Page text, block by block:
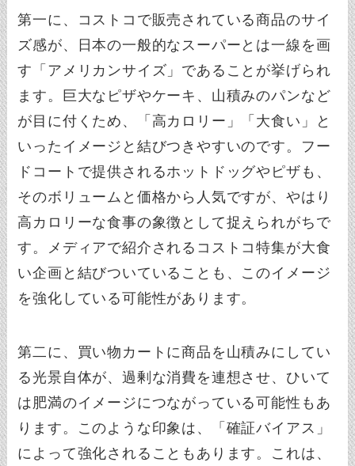
第一に、コストコで販売されている商品のサイ
ズ感が、日本の一般的なスーパーとは一線を画
す「アメリカンサイズ」であることが挙げられ
ます。巨大なピザやケーキ、山積みのパンなど
が目に付くため、「高カロリー」「大食い」と
いったイメージと結びつきやすいのです。フー
ドコートで提供されるホットドッグやピザも、
そのボリュームと価格から人気ですが、やはり
高カロリーな食事の象徴として捉えられがちで
す。メディアで紹介されるコストコ特集が大食
い企画と結びついていることも、このイメージ
を強化している可能性があります。
第二に、買い物カートに商品を山積みにしてい
る光景自体が、過剰な消費を連想させ、ひいて
は肥満のイメージにつながっている可能性もあ
ります。このような印象は、「確証バイアス」
によって強化されることもあります。これは、